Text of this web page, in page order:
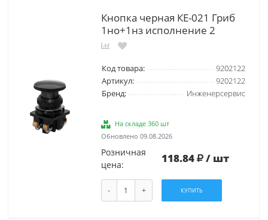
Кнопка черная КЕ-021 Гриб
1но+1нз исполнение 2
Код товара:
9202122
Артикул:
9202122
Бренд:
Инженерсервис
На складе 360 шт
Обновлено 09.08.2026
Розничная
цена:
118.84 / шт
- + КУПИТЬ